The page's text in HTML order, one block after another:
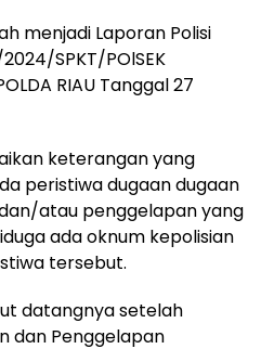
menjadi Laporan Polisi
SPKT/POlSEK
RIAU Tanggal 27
keterangan yang
peristiwa dugaan dugaan
atau penggelapan yang
ada oknum kepolisian
tersebut.
datangnya setelah
dan Penggelapan